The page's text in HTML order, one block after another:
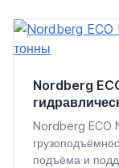
Nordberg
Nordberg ECO
подъёма и